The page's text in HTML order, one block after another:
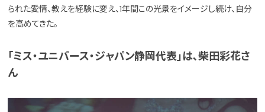
られた愛情、教えを経験に変え、1年間この光景をイメージし続け、自分
を高めてきた。
「ミス・ユニバース・ジャパン静岡代表」は､柴田彩花さ
ん